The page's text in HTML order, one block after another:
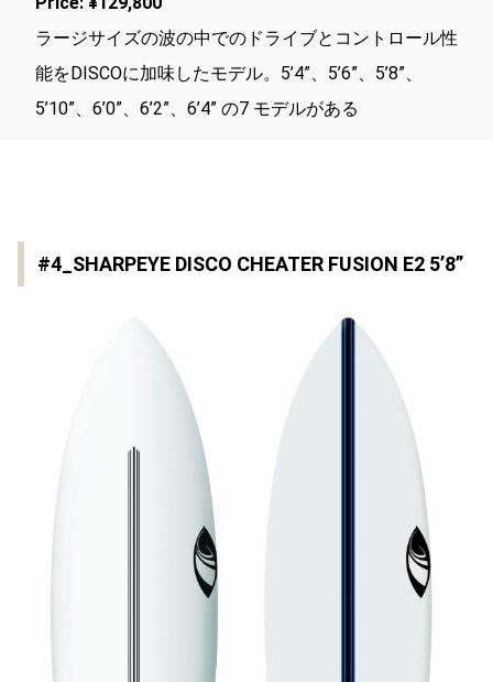
ラージサイズの波の中でのドライブとコントロール性
能をDISCOに加味したモデル。5’4”、5’6”、5’8”、
5’10”、6’0”、6’2”、6’4” の7 モデルがある
#4_SHARPEYE DISCO CHEATER FUSION E2 5’8”